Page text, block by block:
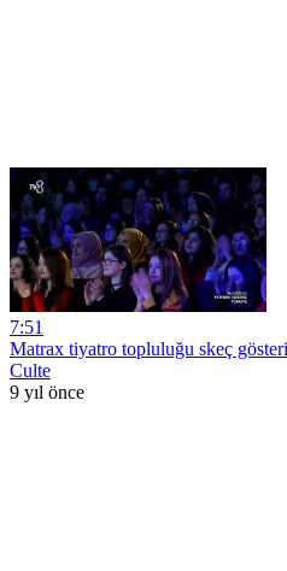
7:51
Matrax tiyatro topluluğu skeç
Culte
9 yıl önce